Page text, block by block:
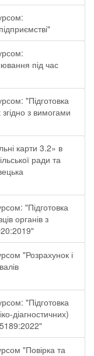
під час
"Підготовка
з вимогами
карти 3.2» в
ради та
"Підготовка
органів з
"Розрахунок і
"Підготовка
діагностичних)
"Повірка та